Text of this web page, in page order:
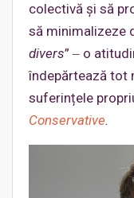
colectivă și să
să minimalizeze
divers” ‒ o
îndepărtează tot
suferințele
Conservative.